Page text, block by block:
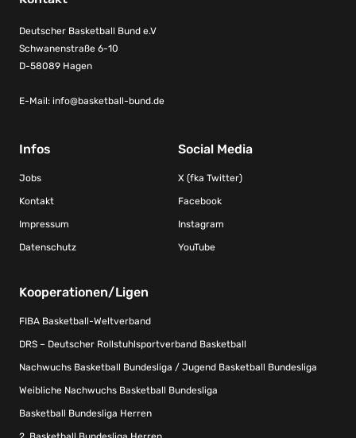
Deutscher Basketball Bund e.V
Schwanenstraße 6-10
D-58089 Hagen
E-Mail: info@basketball-bund.de
Infos
Jobs
Kontakt
Impressum
Datenschutz
Social Media
X (fka Twitter)
Facebook
Instagram
YouTube
Kooperationen/Ligen
FIBA Basketball-Weltverband
DRS – Deutscher Rollstuhlsportverband Basketball
Nachwuchs Basketball Bundesliga / Jugend Basketball Bundesliga
Weibliche Nachwuchs Basketball Bundesliga
Basketball Bundesliga Herren